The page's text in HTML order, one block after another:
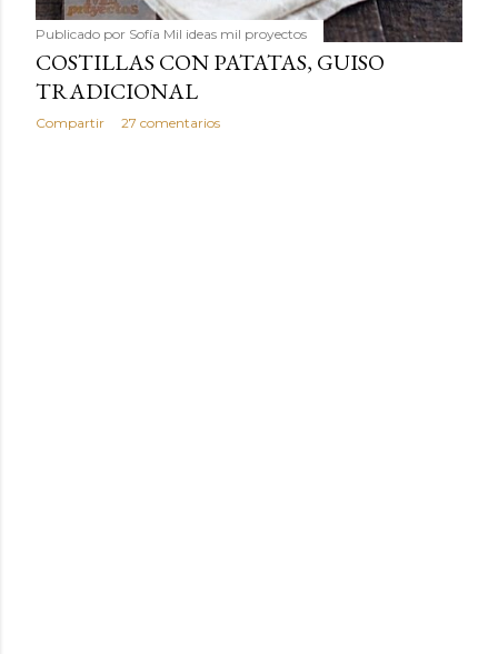
Publicado por Sofía Mil ideas mil proyectos
COSTILLAS CON PATATAS, GUISO
TRADICIONAL
Compartir 27 comentarios